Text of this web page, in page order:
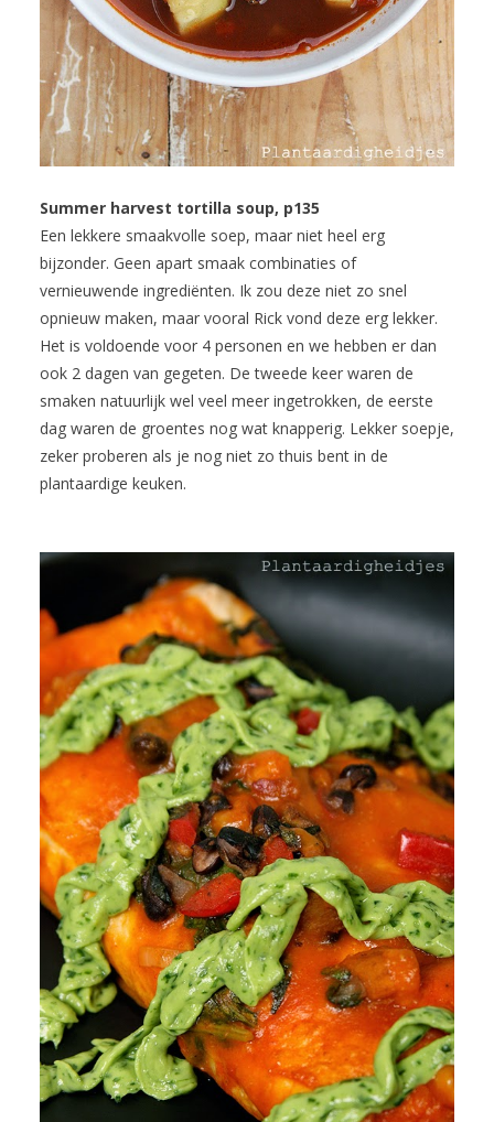
Summer harvest tortilla soup, p135
Een lekkere smaakvolle soep, maar niet heel erg
bijzonder. Geen apart smaak combinaties of
vernieuwende ingrediënten. Ik zou deze niet zo snel
opnieuw maken, maar vooral Rick vond deze erg lekker.
Het is voldoende voor 4 personen en we hebben er dan
ook 2 dagen van gegeten. De tweede keer waren de
smaken natuurlijk wel veel meer ingetrokken, de eerste
dag waren de groentes nog wat knapperig. Lekker soepje,
zeker proberen als je nog niet zo thuis bent in de
plantaardige keuken.